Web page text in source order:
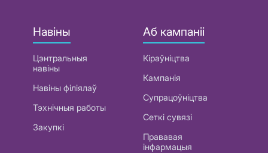
Навіны
Цэнтральныя
навіны
Навіны філіялаў
Тэхнічныя работы
Закупкі
Аб кампаніі
Кіраўніцтва
Кампанія
Супрацоўніцтва
Сеткі сувязі
Прававая
інфармацыя